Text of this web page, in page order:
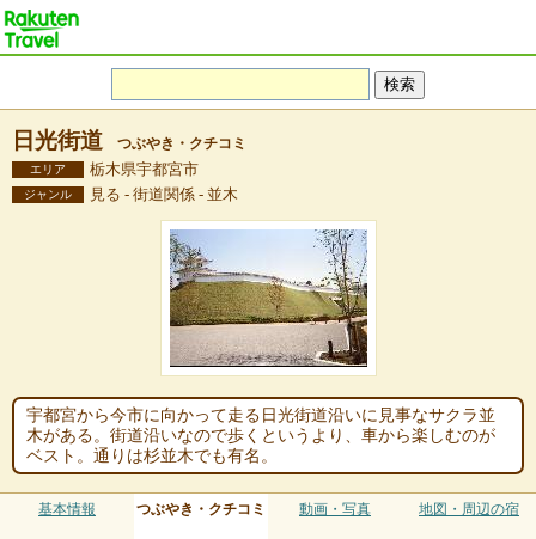
日光街道 つぶやき・クチコミ
エリア 栃木県宇都宮市
ジャンル 見る - 街道関係 - 並木
宇都宮から今市に向かって走る日光街道沿いに見事なサクラ並
木がある。街道沿いなので歩くというより、車から楽しむのが
ベスト。通りは杉並木でも有名。
基本情報 つぶやき・クチコミ 動画・写真 地図・周辺の宿